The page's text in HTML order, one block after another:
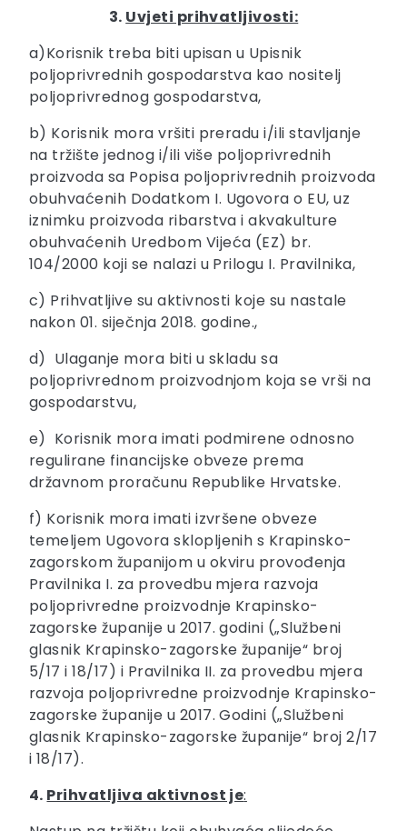
3. Uvjeti prihvatljivosti:
a)Korisnik treba biti upisan u Upisnik
poljoprivrednih gospodarstva kao nositelj
poljoprivrednog gospodarstva,
b) Korisnik mora vršiti preradu i/ili stavljanje
na tržište jednog i/ili više poljoprivrednih
proizvoda sa Popisa poljoprivrednih proizvoda
obuhvaćenih Dodatkom I. Ugovora o EU, uz
iznimku proizvoda ribarstva i akvakulture
obuhvaćenih Uredbom Vijeća (EZ) br.
104/2000 koji se nalazi u Prilogu I. Pravilnika,
c) Prihvatljive su aktivnosti koje su nastale
nakon 01. siječnja 2018. godine.,
d) Ulaganje mora biti u skladu sa
poljoprivrednom proizvodnjom koja se vrši na
gospodarstvu,
e) Korisnik mora imati podmirene odnosno
regulirane financijske obveze prema
državnom proračunu Republike Hrvatske.
f) Korisnik mora imati izvršene obveze
temeljem Ugovora sklopljenih s Krapinsko-
zagorskom županijom u okviru provođenja
Pravilnika I. za provedbu mjera razvoja
poljoprivredne proizvodnje Krapinsko-
zagorske županije u 2017. godini („Službeni
glasnik Krapinsko-zagorske županije“ broj
5/17 i 18/17) i Pravilnika II. za provedbu mjera
razvoja poljoprivredne proizvodnje Krapinsko-
zagorske županije u 2017. Godini („Službeni
glasnik Krapinsko-zagorske županije“ broj 2/17
i 18/17).
4. Prihvatljiva aktivnost je: